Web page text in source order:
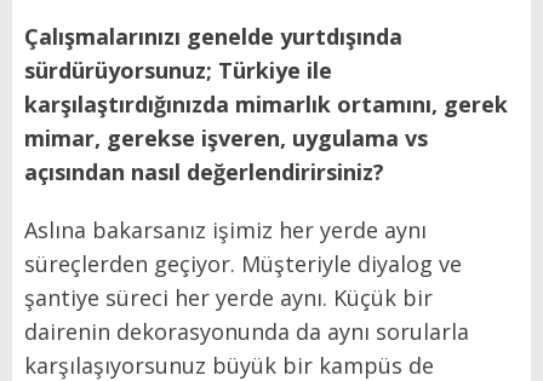
Çalışmalarınızı genelde yurtdışında
sürdürüyorsunuz; Türkiye ile
karşılaştırdığınızda mimarlık ortamını, gerek
mimar, gerekse işveren, uygulama vs
açısından nasıl değerlendirirsiniz?
Aslına bakarsanız işimiz her yerde aynı
süreçlerden geçiyor. Müşteriyle diyalog ve
şantiye süreci her yerde aynı. Küçük bir
dairenin dekorasyonunda da aynı sorularla
karşılaşıyorsunuz büyük bir kampüs de